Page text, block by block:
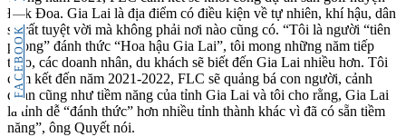
FACEBOOK
Đak Đoa. Gia Lai là địa điểm có điều kiện về tự nhiên, khí hậu, dân
số rất tuyệt vời mà không phải nơi nào cũng có. “Tôi là người “tiên
phong” đánh thức “Hoa hậu Gia Lai”, tôi mong những năm tiếp
theo, các doanh nhân, du khách sẽ biết đến Gia Lai nhiều hơn. Tôi
cam kết đến năm 2021-2022, FLC sẽ quảng bá con người, cảnh
quan cũng như tiềm năng của tỉnh Gia Lai và tôi cho rằng, Gia Lai
là tỉnh dễ “đánh thức” hơn nhiều tỉnh thành khác vì đã có sẵn tiềm
năng”, ông Quyết nói.